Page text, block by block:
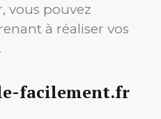
vous pouvez
à réaliser vos
facilement.fr